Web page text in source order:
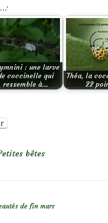
: une larve
coccinelle qui
ressemble à…
Théa, la
22
bêtes
de fin mars